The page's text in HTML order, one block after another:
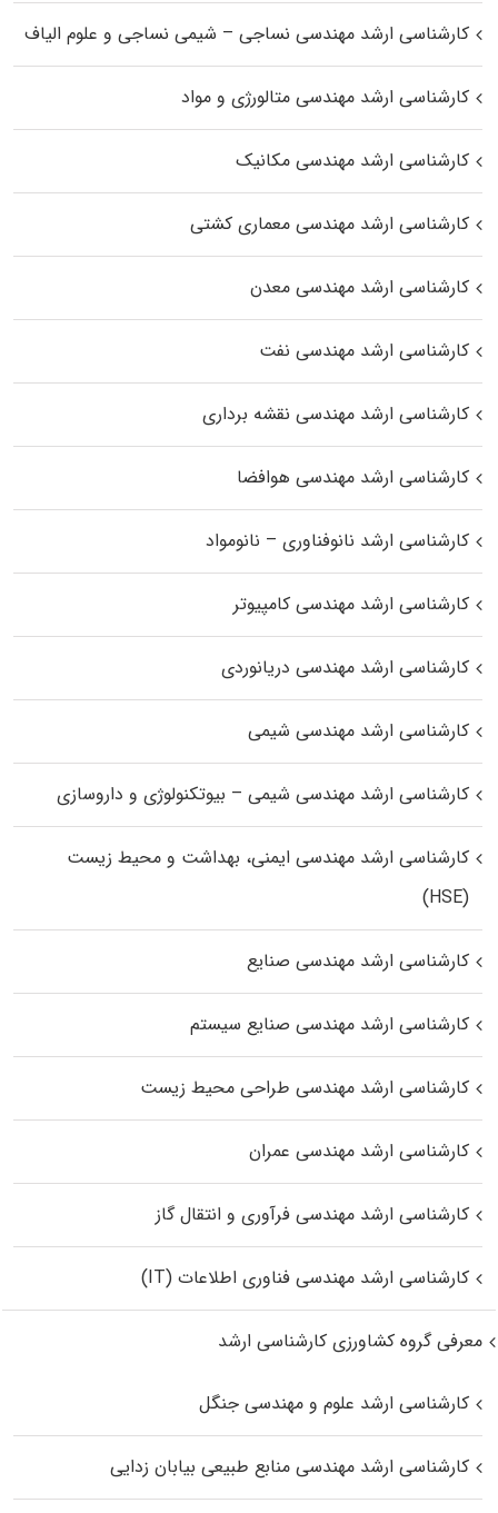
کارشناسی ارشد مهندسی نساجی – شیمی نساجی و علوم الیاف
کارشناسی ارشد مهندسی متالورژی و مواد
کارشناسی ارشد مهندسی مکانیک
کارشناسی ارشد مهندسی معماری کشتی
کارشناسی ارشد مهندسی معدن
کارشناسی ارشد مهندسی نفت
کارشناسی ارشد مهندسی نقشه برداری
کارشناسی ارشد مهندسی هوافضا
کارشناسی ارشد نانوفناوری – نانومواد
کارشناسی ارشد مهندسی کامپیوتر
کارشناسی ارشد مهندسی دریانوردی
کارشناسی ارشد مهندسی شیمی
کارشناسی ارشد مهندسی شیمی – بیوتکنولوژی و داروسازی
کارشناسی ارشد مهندسی ایمنی، بهداشت و محیط زیست
(HSE)
کارشناسی ارشد مهندسی صنایع
کارشناسی ارشد مهندسی صنایع سیستم
کارشناسی ارشد مهندسی طراحی محیط زیست
کارشناسی ارشد مهندسی عمران
کارشناسی ارشد مهندسی فرآوری و انتقال گاز
کارشناسی ارشد مهندسی فناوری اطلاعات (IT)
معرفی گروه کشاورزی کارشناسی ارشد
کارشناسی ارشد علوم و مهندسی جنگل
کارشناسی ارشد مهندسی منابع طبیعی بیابان زدایی